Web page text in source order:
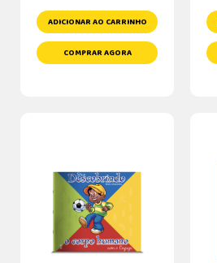
ADICIONAR AO CARRINHO
COMPRAR AGORA